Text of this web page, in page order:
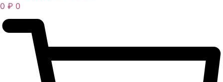
0 ₽ 0